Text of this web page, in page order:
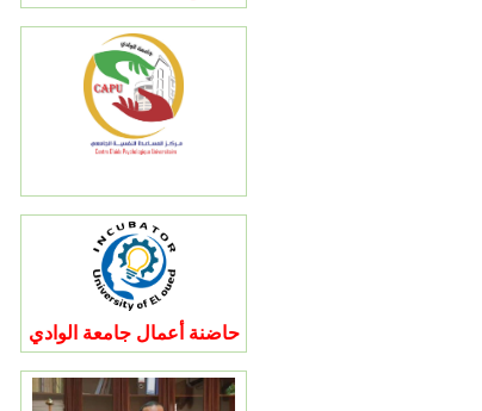
حاضنة أعمال جامعة الوادي